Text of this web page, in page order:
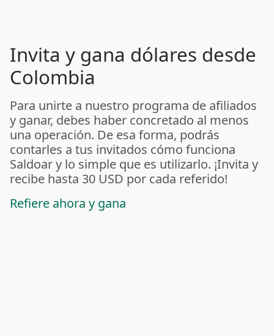
Invita y gana dólares desde
Colombia
Para unirte a nuestro programa de afiliados
y ganar, debes haber concretado al menos
una operación. De esa forma, podrás
contarles a tus invitados cómo funciona
Saldoar y lo simple que es utilizarlo. ¡Invita y
recibe hasta 30 USD por cada referido!
Refiere ahora y gana